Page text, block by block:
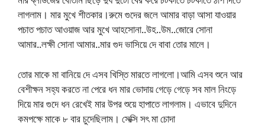
লাগলাম। মার মুখে শীতকার।রুমে গুদের জলে আমার বাড়া আসা যাওয়ার
পচাত পচাত আওয়াজ আর মুখে আহসোনা..উহ..উম..জোরে সোনা
আমার..লক্ষী সোনা আমার..মার গুদ ভাসিয়ে দে বাবা তোর মালে।
তোর মাকে মা বানিয়ে দে এসব খিস্তি মারতে লাগলো।আমি এসব শুনে আর
বেশীক্ষন সহ্য করতে না পেরে ধন মার ভোদায় গেড়ে গেড়ে সব মাল নিংড়ে
দিয়ে মার গুদে ধন রেখেই মার উপর শুয়ে হাপাতে লাগলাম। এভাবে দুদিনে
কমপক্ষে মাকে ৮ বার চুদেছিলাম। সেক্সি সৎ মা চোদা